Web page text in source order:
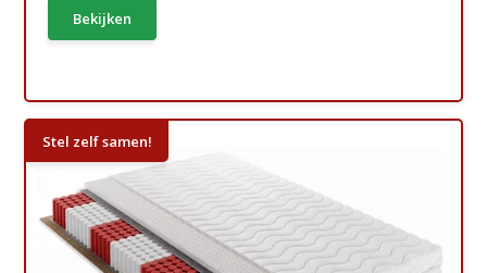
Bekijken
Stel zelf samen!